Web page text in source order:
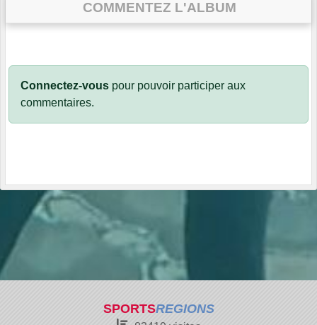
COMMENTEZ L'ALBUM
Connectez-vous pour pouvoir participer aux
commentaires.
SPORTSREGIONS